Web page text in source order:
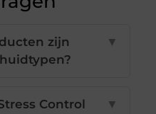
zijn
▼
Control
▼